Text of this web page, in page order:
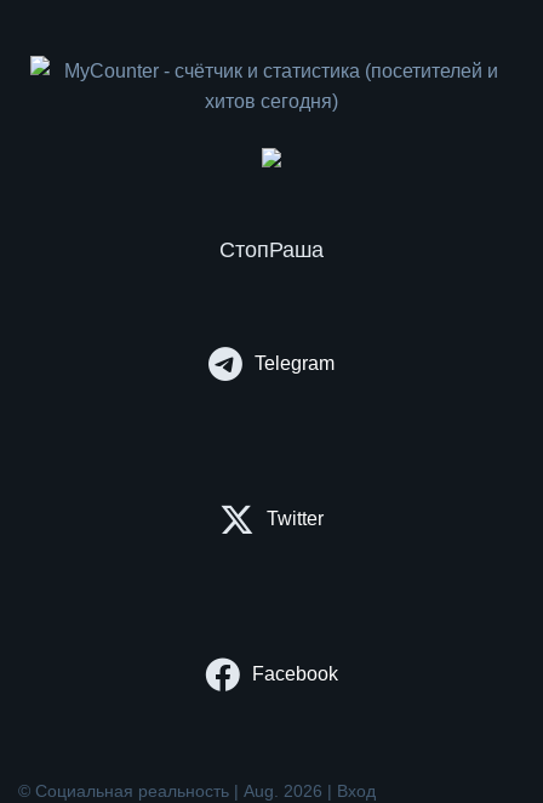
СтопРаша
Telegram
Twitter
Facebook
© Социальная реальность | Aug. 2026 | Вход